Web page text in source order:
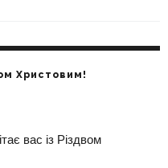
Христовим!
вас із Різдвом